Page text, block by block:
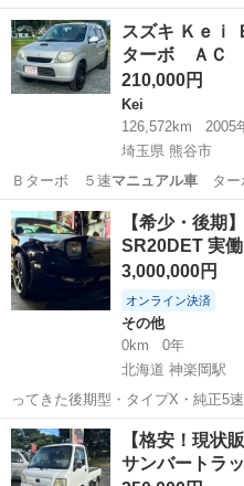
北海道 樺戸郡 茶志内駅
スズキ Ｋｅ
ターボ ＡＣ
210,000円
Kei
126,572km
2005
埼玉県 熊谷市
Ｂターボ ５速マニュアル車ター
ル車ターボ 車検…
埼玉 熊谷市 Kei
【希少・後期
SR20DET 実
3,000,000円
オンライン決済
その他
0km
0年
北海道 神楽岡駅
ってきた後期型・タイプX・純正5速
で、公道走行可…
北海道 旭川市 神楽岡駅
【格安！現状
サンバートラ